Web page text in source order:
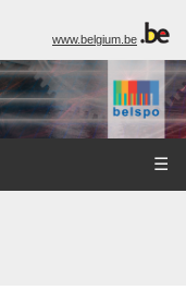
www.belgium.be
☰